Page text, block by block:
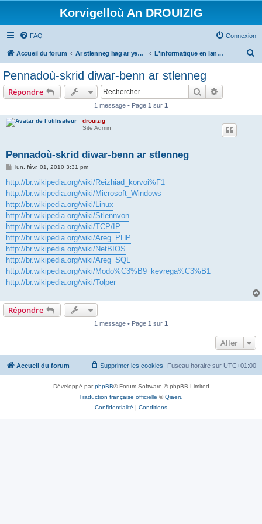
Korvigelloù An DROUIZIG
FAQ Connexion
Accueil du forum Ar stlenneg hag ar yezhoù bihan er bed a-bezh L'informatique en langues régionales et minoritaires
Pennadoù-skrid diwar-benn ar stlenneg
Répondre Rechercher
1 message • Page 1 sur 1
drouizig
Site Admin
Pennadoù-skrid diwar-benn ar stlenneg
M
s
s
a
g
e
lun. févr. 01, 2010 3:31 pm
http://br.wikipedia.org/wiki/Reizhiad_korvoi%F1
http://br.wikipedia.org/wiki/Microsoft_Windows
http://br.wikipedia.org/wiki/Linux
http://br.wikipedia.org/wiki/Stlennvon
http://br.wikipedia.org/wiki/TCP/IP
http://br.wikipedia.org/wiki/Areg_PHP
http://br.wikipedia.org/wiki/NetBIOS
http://br.wikipedia.org/wiki/Areg_SQL
http://br.wikipedia.org/wiki/Modo%C3%B9_kevrega%C3%B1
http://br.wikipedia.org/wiki/Tolper
Répondre
1 message • Page 1 sur 1
Aller
Accueil du forum Fuseau horaire sur UTC+01:00
Supprimer les cookies
Développé parphpBB® Forum Software © phpBB Limited
Traduction française officielle ©Qiaeru
Confidentialité | Conditions